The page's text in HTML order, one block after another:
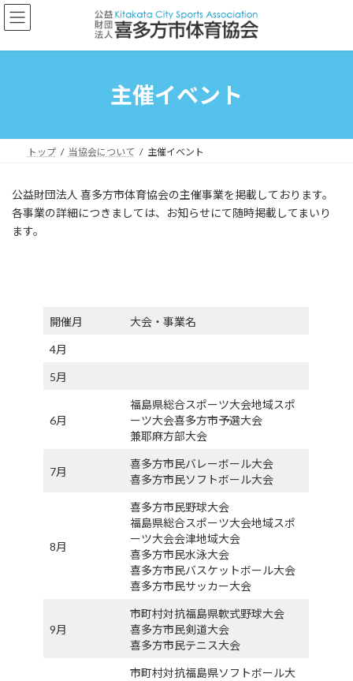
コ
ン
ン
ナ
ビ
ー
主催イベント
トップ 当協会について 主催イベント
公益財団法人 喜多方市体育協会の主催事業を掲載しております。
各事業の詳細につきましては、お知らせにて随時掲載してまいり
ます。
開催月 大会・事業名
4月
5月
6月
福島県総合スポーツ大会地域スポ
ーツ大会喜多方市予選大会
兼耶麻方部大会
7月
喜多方市民バレーボール大会
喜多方市民ソフトボール大会
8月
喜多方市民野球大会
福島県総合スポーツ大会地域スポ
ーツ大会会津地域大会
喜多方市民水泳大会
喜多方市民バスケットボール大会
喜多方市民サッカー大会
9月
市町村対抗福島県軟式野球大会
喜多方市民剣道大会
喜多方市民テニス大会
市町村対抗福島県ソフトボール大